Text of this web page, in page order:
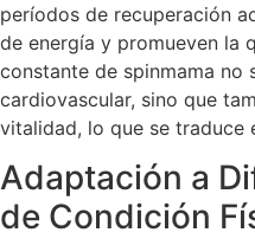
períodos de recuperación
de energía y promueven la
constante de spinmama no
cardiovascular, sino que
vitalidad, lo que se traduce
Adaptación a
de Condición